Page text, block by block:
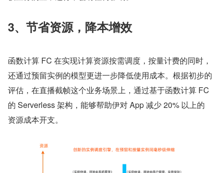
3、节省资源，降本增效
函数计算 FC 在实现计算资源按需调度，按量计费的同时，
还通过预留实例的模型更进一步降低使用成本。根据初步的
评估，在直播截帧这个业务场景上，通过基于函数计算 FC
的 Serverless 架构，能够帮助伊对 App 减少 20% 以上的
资源成本开支。